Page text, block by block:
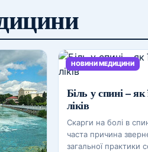
НОВИНИ МЕДИЦИНИ
Біль у спині – як
ліків
Скарги на болі в
часта причина
загальної практики